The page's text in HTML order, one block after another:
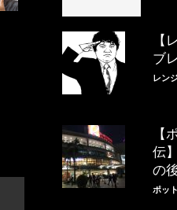
【
ブ
レン
【
伝
の
ポット